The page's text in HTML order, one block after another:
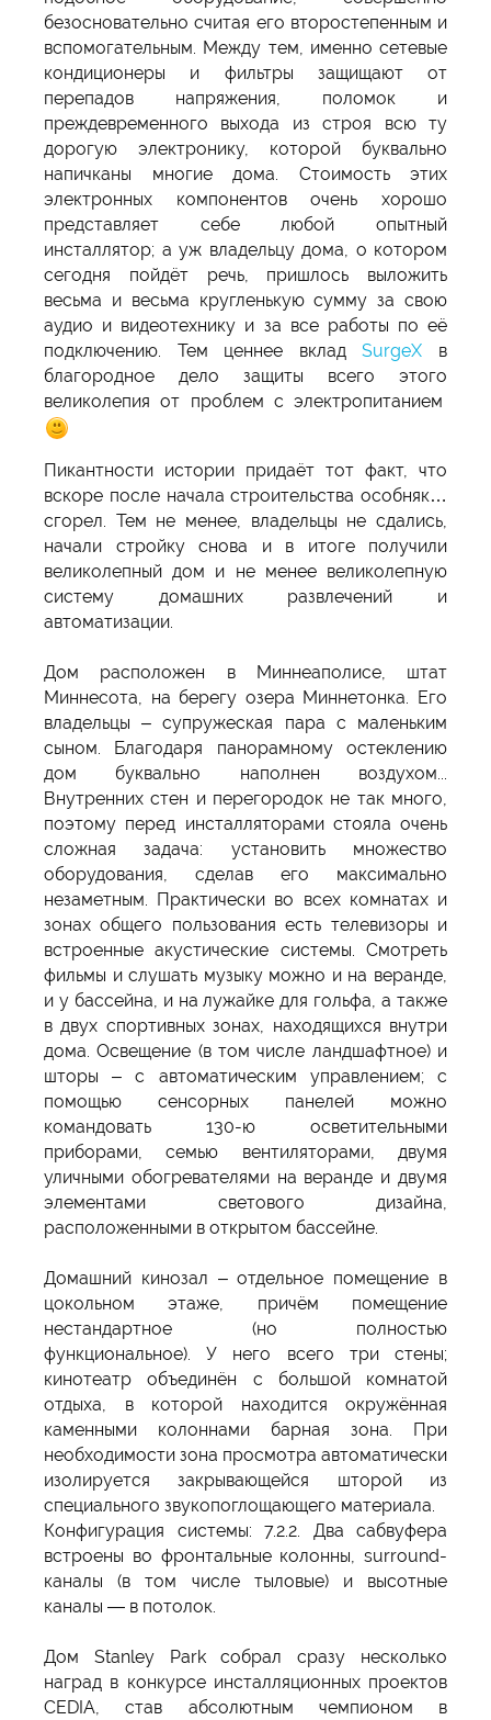
безосновательно считая его второстепенным и
вспомогательным. Между тем, именно сетевые
кондиционеры и фильтры защищают от
перепадов напряжения, поломок и
преждевременного выхода из строя всю ту
дорогую электронику, которой буквально
напичканы многие дома. Стоимость этих
электронных компонентов очень хорошо
представляет себе любой опытный
инсталлятор; а уж владельцу дома, о котором
сегодня пойдёт речь, пришлось выложить
весьма и весьма кругленькую сумму за свою
аудио и видеотехнику и за все работы по её
подключению. Тем ценнее вкладSurgeX в
благородное дело защиты всего этого
великолепия от проблем с электропитанием
Пикантности истории придаёт тот факт, что
вскоре после начала строительства особняк…
сгорел. Тем не менее, владельцы не сдались,
начали стройку снова и в итоге получили
великолепный дом и не менее великолепную
систему домашних развлечений и
автоматизации.
Дом расположен в Миннеаполисе, штат
Миннесота, на берегу озера Миннетонка. Его
владельцы – супружеская пара с маленьким
сыном. Благодаря панорамному остеклению
дом буквально наполнен воздухом...
Внутренних стен и перегородок не так много,
поэтому перед инсталляторами стояла очень
сложная задача: установить множество
оборудования, сделав его максимально
незаметным. Практически во всех комнатах и
зонах общего пользования есть телевизоры и
встроенные акустические системы. Смотреть
фильмы и слушать музыку можно и на веранде,
и у бассейна, и на лужайке для гольфа, а также
в двух спортивных зонах, находящихся внутри
дома. Освещение (в том числе ландшафтное) и
шторы – с автоматическим управлением; с
помощью сенсорных панелей можно
командовать 130-ю осветительными
приборами, семью вентиляторами, двумя
уличными обогревателями на веранде и двумя
элементами светового дизайна,
расположенными в открытом бассейне.
Домашний кинозал – отдельное помещение в
цокольном этаже, причём помещение
нестандартное (но полностью
функциональное). У него всего три стены;
кинотеатр объединён с большой комнатой
отдыха, в которой находится окружённая
каменными колоннами барная зона. При
необходимости зона просмотра автоматически
изолируется закрывающейся шторой из
специального звукопоглощающего материала.
Конфигурация системы: 7.2.2. Два сабвуфера
встроены во фронтальные колонны, surround-
каналы (в том числе тыловые) и высотные
каналы — в потолок.
Дом Stanley Park собрал сразу несколько
наград в конкурсе инсталляционных проектов
CEDIA, став абсолютным чемпионом в